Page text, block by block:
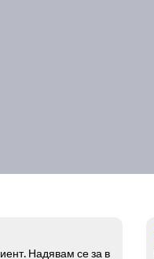
Надявам се за в